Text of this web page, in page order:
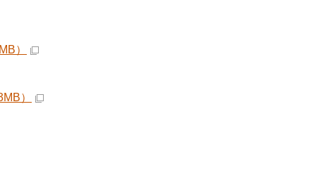
）
）